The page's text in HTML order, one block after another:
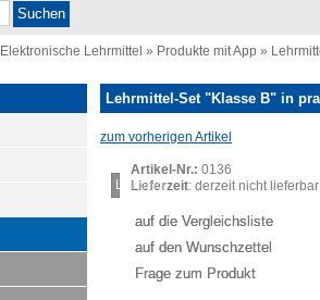
Elektronische Lehrmittel » Produkte mit App »
Lehrmittel-Set "Klasse B" in
zum vorherigen Artikel
Loading...
Artikel-Nr.: 0136
Lieferzeit: derzeit nicht lieferbar
auf die Vergleichsliste
auf den Wunschzettel
Frage zum Produkt